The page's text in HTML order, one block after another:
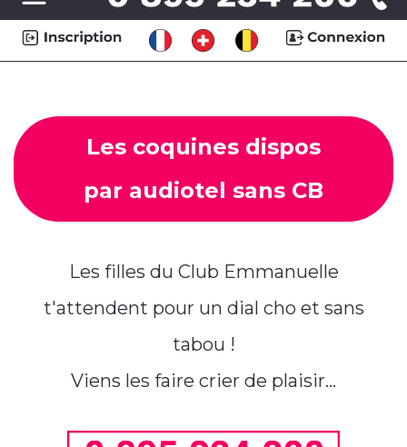
Les coquines dispos
par audiotel sans CB
Les filles du Club Emmanuelle
t'attendent pour un dial cho et sans
tabou !
Viens les faire crier de plaisir...